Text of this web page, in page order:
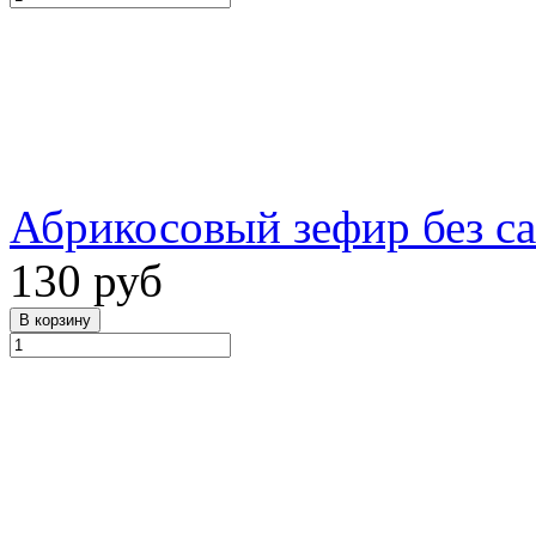
Абрикосовый зефир без
130 руб